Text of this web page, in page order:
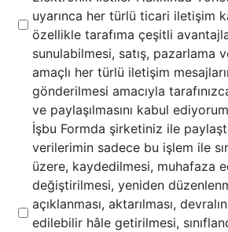
uyarınca her türlü ticari iletişim
özellikle tarafıma çeşitli
sunulabilmesi, satış, pazarlama
amaçlı her türlü iletişim
gönderilmesi amacıyla
ve paylaşılmasını kabul
İşbu Formda şirketiniz ile
verilerimin sadece bu işlem ile
üzere, kaydedilmesi, muhafaza
değiştirilmesi, yeniden
açıklanması, aktarılması,
edilebilir hâle getirilmesi,